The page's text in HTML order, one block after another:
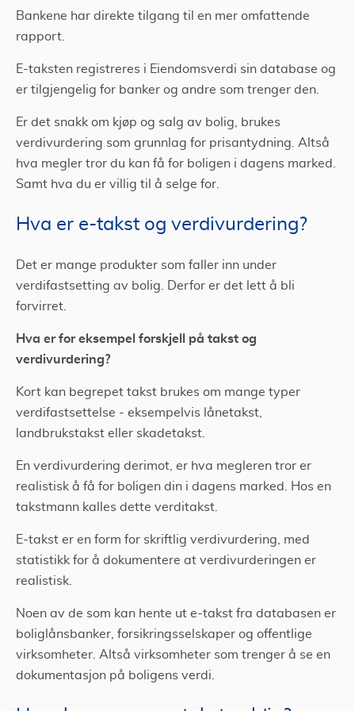
Bankene har direkte tilgang til en mer omfattende
rapport.
E-taksten registreres i Eiendomsverdi sin database og
er tilgjengelig for banker og andre som trenger den.
Er det snakk om kjøp og salg av bolig, brukes
verdivurdering som grunnlag for prisantydning. Altså
hva megler tror du kan få for boligen i dagens marked.
Samt hva du er villig til å selge for.
Hva er e-takst og verdivurdering?
Det er mange produkter som faller inn under
verdifastsetting av bolig. Derfor er det lett å bli
forvirret.
Hva er for eksempel forskjell på takst og
verdivurdering?
Kort kan begrepet takst brukes om mange typer
verdifastsettelse - eksempelvis lånetakst,
landbrukstakst eller skadetakst.
En verdivurdering derimot, er hva megleren tror er
realistisk å få for boligen din i dagens marked. Hos en
takstmann kalles dette verditakst.
E-takst er en form for skriftlig verdivurdering, med
statistikk for å dokumentere at verdivurderingen er
realistisk.
Noen av de som kan hente ut e-takst fra databasen er
boliglånsbanker, forsikringsselskaper og offentlige
virksomheter. Altså virksomheter som trenger å se en
dokumentasjon på boligens verdi.